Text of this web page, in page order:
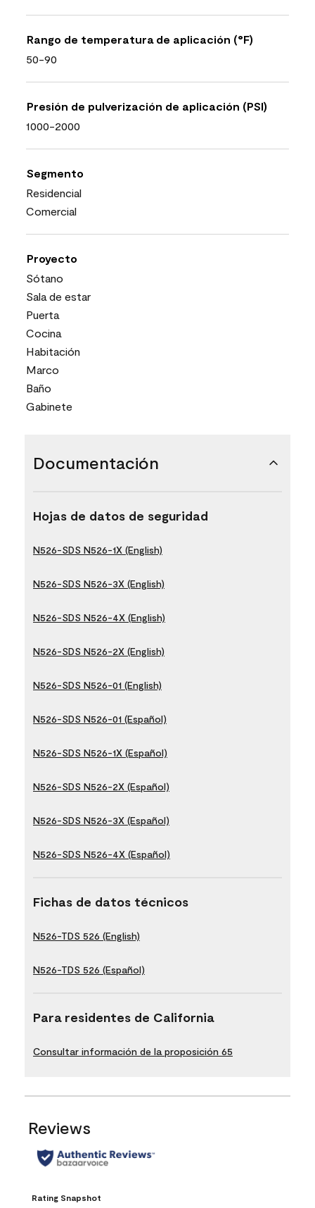
Rango de temperatura de aplicación (°F)
50-90
Presión de pulverización de aplicación (PSI)
1000-2000
Segmento
Residencial
Comercial
Proyecto
Sótano
Sala de estar
Puerta
Cocina
Habitación
Marco
Baño
Gabinete
Documentación
Hojas de datos de seguridad
N526-SDS N526-1X (English)
N526-SDS N526-3X (English)
N526-SDS N526-4X (English)
N526-SDS N526-2X (English)
N526-SDS N526-01 (English)
N526-SDS N526-01 (Español)
N526-SDS N526-1X (Español)
N526-SDS N526-2X (Español)
N526-SDS N526-3X (Español)
N526-SDS N526-4X (Español)
Fichas de datos técnicos
N526-TDS 526 (English)
N526-TDS 526 (Español)
Para residentes de California
Consultar información de la proposición 65
Reviews
Rating Snapshot